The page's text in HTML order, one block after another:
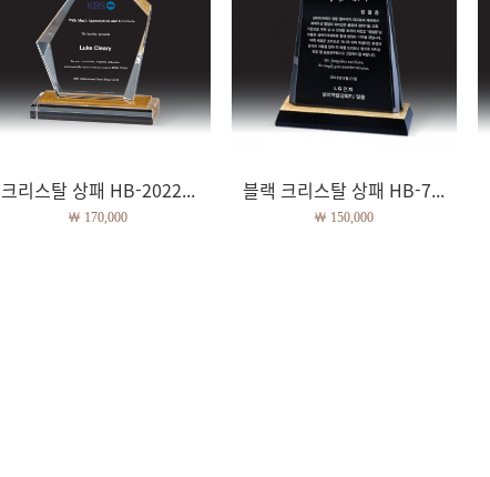
크리스탈 상패 HB-2022...
￦ 170,000
블랙 크리스탈 상패 HB-7...
￦ 150,000